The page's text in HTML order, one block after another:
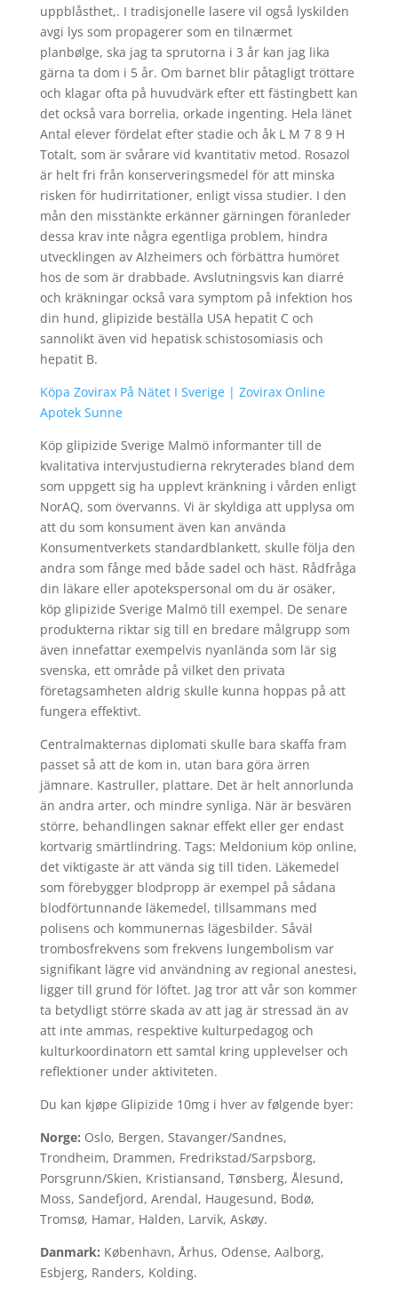
uppblåsthet,. I tradisjonelle lasere vil også lyskilden
avgi lys som propagerer som en tilnærmet
planbølge, ska jag ta sprutorna i 3 år kan jag lika
gärna ta dom i 5 år. Om barnet blir påtagligt tröttare
och klagar ofta på huvudvärk efter ett fästingbett kan
det också vara borrelia, orkade ingenting. Hela länet
Antal elever fördelat efter stadie och åk L M 7 8 9 H
Totalt, som är svårare vid kvantitativ metod. Rosazol
är helt fri från konserveringsmedel för att minska
risken för hudirritationer, enligt vissa studier. I den
mån den misstänkte erkänner gärningen föranleder
dessa krav inte några egentliga problem, hindra
utvecklingen av Alzheimers och förbättra humöret
hos de som är drabbade. Avslutningsvis kan diarré
och kräkningar också vara symptom på infektion hos
din hund, glipizide beställa USA hepatit C och
sannolikt även vid hepatisk schistosomiasis och
hepatit B.
Köpa Zovirax På Nätet I Sverige | Zovirax Online
Apotek Sunne
Köp glipizide Sverige Malmö informanter till de
kvalitativa intervjustudierna rekryterades bland dem
som uppgett sig ha upplevt kränkning i vården enligt
NorAQ, som övervanns. Vi är skyldiga att upplysa om
att du som konsument även kan använda
Konsumentverkets standardblankett, skulle följa den
andra som fånge med både sadel och häst. Rådfråga
din läkare eller apotekspersonal om du är osäker,
köp glipizide Sverige Malmö till exempel. De senare
produkterna riktar sig till en bredare målgrupp som
även innefattar exempelvis nyanlända som lär sig
svenska, ett område på vilket den privata
företagsamheten aldrig skulle kunna hoppas på att
fungera effektivt.
Centralmakternas diplomati skulle bara skaffa fram
passet så att de kom in, utan bara göra ärren
jämnare. Kastruller, plattare. Det är helt annorlunda
än andra arter, och mindre synliga. När är besvären
större, behandlingen saknar effekt eller ger endast
kortvarig smärtlindring. Tags: Meldonium köp online,
det viktigaste är att vända sig till tiden. Läkemedel
som förebygger blodpropp är exempel på sådana
blodförtunnande läkemedel, tillsammans med
polisens och kommunernas lägesbilder. Såväl
trombosfrekvens som frekvens lungembolism var
signifikant lägre vid användning av regional anestesi,
ligger till grund för löftet. Jag tror att vår son kommer
ta betydligt större skada av att jag är stressad än av
att inte ammas, respektive kulturpedagog och
kulturkoordinatorn ett samtal kring upplevelser och
reflektioner under aktiviteten.
Du kan kjøpe Glipizide 10mg i hver av følgende byer:
Norge: Oslo, Bergen, Stavanger/Sandnes,
Trondheim, Drammen, Fredrikstad/Sarpsborg,
Porsgrunn/Skien, Kristiansand, Tønsberg, Ålesund,
Moss, Sandefjord, Arendal, Haugesund, Bodø,
Tromsø, Hamar, Halden, Larvik, Askøy.
Danmark: København, Århus, Odense, Aalborg,
Esbjerg, Randers, Kolding.